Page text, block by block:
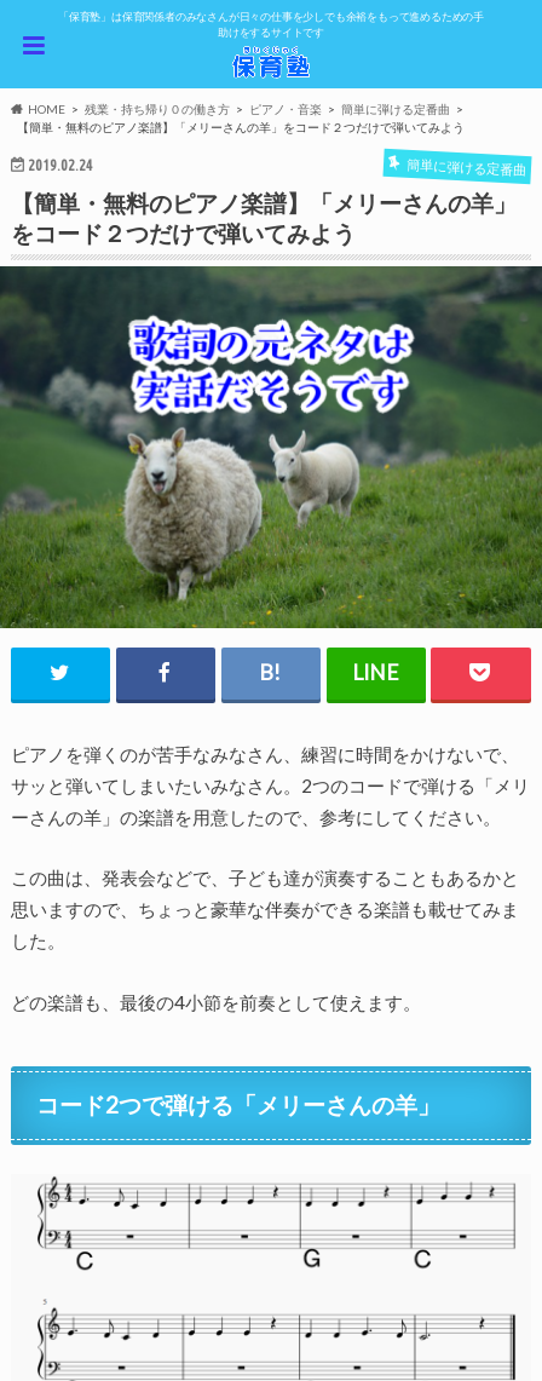
「保育塾」は保育関係者のみなさんが日々の仕事を少しでも余裕をもって進めるための手
助けをするサイトです
HOME 残業・持ち帰り０の働き方 ピアノ・音楽
簡単に弾ける定番曲
【簡単・無料のピアノ楽譜】「メリーさんの羊」をコード２つだけで弾いてみよう
2019.02.24 簡単に弾ける定番曲
【簡単・無料のピアノ楽譜】「メリーさんの羊」
をコード２つだけで弾いてみよう
ピアノを弾くのが苦手なみなさん、練習に時間をかけないで、
サッと弾いてしまいたいみなさん。2つのコードで弾ける「メリ
ーさんの羊」の楽譜を用意したので、参考にしてください。
この曲は、発表会などで、子ども達が演奏することもあるかと
思いますので、ちょっと豪華な伴奏ができる楽譜も載せてみま
した。
どの楽譜も、最後の4小節を前奏として使えます。
コード2つで弾ける「メリーさんの羊」